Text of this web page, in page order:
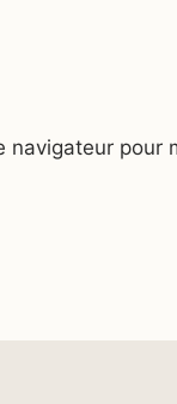
pour